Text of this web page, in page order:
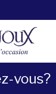
vous?